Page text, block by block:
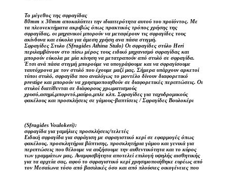
Το μέγεθος της σφραγίδας
80mm x 30mm αποκαλύπτει την ιδιαιτερότητα αυτού του προϊόντος. Με
τα πλεονεκτήματα ακριβώς όπως πρακτικός τρόπος χρήσης της
σφραγίδας, οι μηχανικοί μπορούν να μεταφέρουν τις σφραγίδες τους
ακίνδυνα και εύκολα για άμεση χρήση ανα πάσα στιγμή.
Σφραγίδες Στυλο (Sfragides Athina Stulo) Οι σφραγίδες στύλο Heri
περιλαμβάνουν στο πίσω μέρος τους ειδικό μηχανισμό σφραγίδας και
μπορούν εύκολα με μία κίνηση να μετατραπούν από στυλό σε σφραγίδα.
Έτσι ανά πάσα στιγμή μπορούμε να υπογράψουμε και να σφραγίσουμε
ταυτόχρονα με τον στυλό που έχουμε μαζί μας. Σήμερα υπάρχουν αρκετοί
τύποι στυλό, σφραγίδα που αναλόγως το μοντέλο δίνουν διαφορετικό
prestige και μπορούν να χρησιμοποιηθούν σε διαφορετικές περιπτώσεις. Οι
στυλοί διατίθενται σε διάφορους χρωματισμούς
χρυσό,ασημί,μπορντό,μαύρο,μπλε κλπ. Σφραγίδες για ταχυδρομικούς
φακέλους και προσκλήσεις σε γάμους-βαπτίσεις / Σφραγίδες Βουλοκέρι
(Sfragides Voulokeri):
σφραγίδα για γαμήλιες προσκλήσεις/τελετές
Ειδική σφραγίδα για σφράγιση με σφραγιστικό κερί σε εφαρμογές όπως
φακέλους, προσκλητήρια βάπτισης, προσκλητήρια γάμου και γενικά για
περιπτώσεις που θέλουμε να αυξήσουμε την αυθεντικότητα και το κύρος
των γραμμάτων μας. Αναμφισβήτητα αποτελεί επιλογή υψηλής αισθητικής
για τα αρχεία σας, αφού το σφραγιστικό κερί χρησιμοποιήθηκε ευρέως από
τον Μεσαίωνα τόσο από βασιλικές όσο και από πλούσιες οικογένειες που